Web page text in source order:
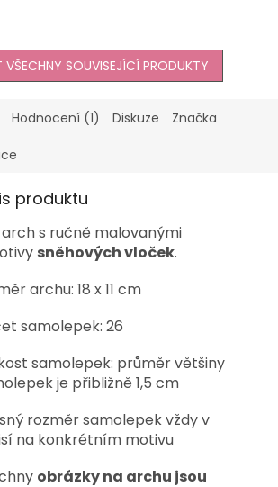
VŠECHNY SOUVISEJÍCÍ PRODUKTY
Hodnocení (1) Diskuze Značka
produktu
s ručně malovanými
sněhových vloček.
archu: 18 x 11 cm
samolepek: 26
samolepek: průměr většiny
je přibližně 1,5 cm
rozměrsamolepekvždy v
na konkrétním motivu
obrázky na archu jsou